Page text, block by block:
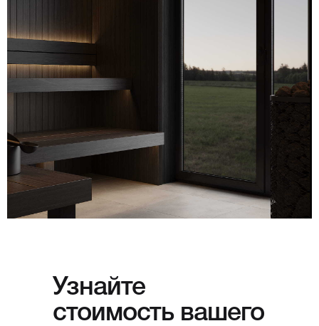
Узнайте
стоимость вашего